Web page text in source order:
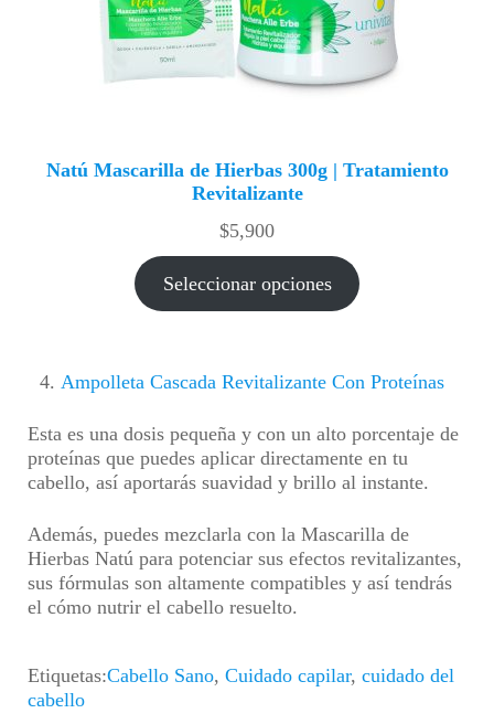
Natú Mascarilla de Hierbas 300g | Tratamiento
Revitalizante
$5,900
Seleccionar opciones
Ampolleta Cascada Revitalizante Con Proteínas
Esta es una dosis pequeña y con un alto porcentaje de
proteínas que puedes aplicar directamente en tu
cabello, así aportarás suavidad y brillo al instante.
Además, puedes mezclarla con la Mascarilla de
Hierbas Natú para potenciar sus efectos revitalizantes,
sus fórmulas son altamente compatibles y así tendrás
el cómo nutrir el cabello resuelto.
Etiquetas:Cabello Sano, Cuidado capilar, cuidado del
cabello